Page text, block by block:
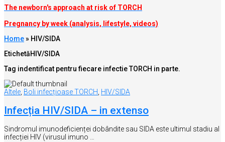
The newborn's approach at risk of TORCH
Pregnancy by week (analysis, lifestyle, videos)
Home» HIV/SIDA
EtichetăHIV/SIDA
Tag indentificat pentru fiecare infectie TORCH in parte.
Altele Boli infecțioase TORCH HIV/SIDA
Infecția HIV/SIDA – in extenso
Sindromul imunodeficienței dobândite sau SIDA este ultimul stadiu al
infecției HIV (virusul imuno …